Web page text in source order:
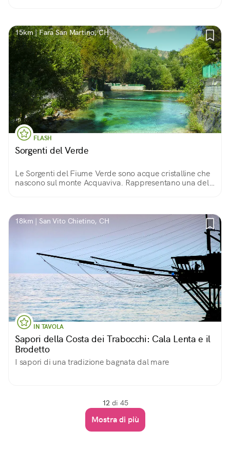
15km | Fara San Martino, CH
FLASH
Sorgenti del Verde
Le Sorgenti del Fiume Verde sono acque cristalline che
nascono sul monte Acquaviva. Rappresentano una delle
18km | San Vito Chietino, CH
IN TAVOLA
Sapori della Costa dei Trabocchi: Cala Lenta e il
Brodetto
I sapori di una tradizione bagnata dal mare
12 di 45
Mostra di più